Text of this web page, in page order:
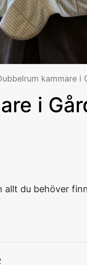
kammare i
i
allt du behöver